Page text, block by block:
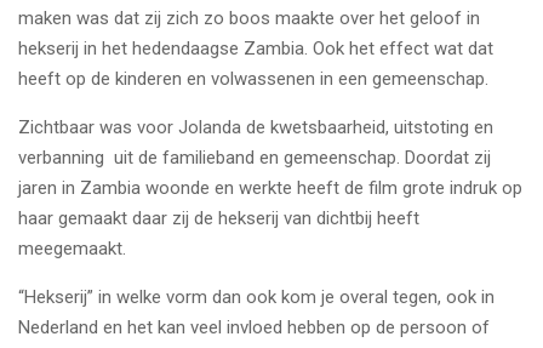
maken was dat zij zich zo boos maakte over het geloof in
hekserij in het hedendaagse Zambia. Ook het effect wat dat
heeft op de kinderen en volwassenen in een gemeenschap.
Zichtbaar was voor Jolanda de kwetsbaarheid, uitstoting en
verbanning uit de familieband en gemeenschap. Doordat zij
jaren in Zambia woonde en werkte heeft de film grote indruk op
haar gemaakt daar zij de hekserij van dichtbij heeft
meegemaakt.
“Hekserij” in welke vorm dan ook kom je overal tegen, ook in
Nederland en het kan veel invloed hebben op de persoon of